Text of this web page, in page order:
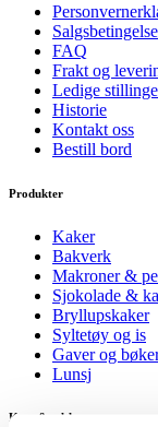
FAQ
Frakt og
Ledige
Historie
Kontakt oss
Bestill bord
Produkter
Kaker
Bakverk
Makroner &
Sjokolade &
Bryllupskaker
Syltetøy og is
Gaver og
Lunsj
Kurs & selskap